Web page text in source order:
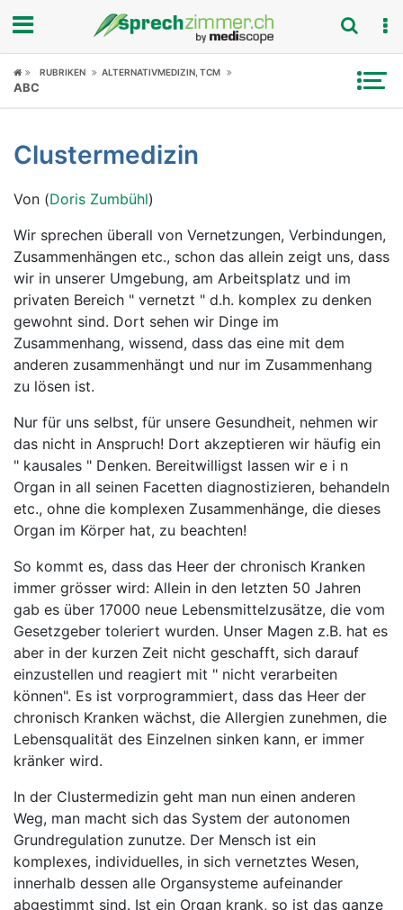
Fokus
Symptome
Untersuchungen
News
Ratgeber
Rubriken
RUBRIKEN ALTERNATIVMEDIZIN, TCM
ABC
Clustermedizin
Von (Doris Zumbühl)
Wir sprechen überall von Vernetzungen, Verbindungen,
Zusammenhängen etc., schon das allein zeigt uns, dass
wir in unserer Umgebung, am Arbeitsplatz und im
privaten Bereich " vernetzt " d.h. komplex zu denken
gewohnt sind. Dort sehen wir Dinge im
Zusammenhang, wissend, dass das eine mit dem
anderen zusammenhängt und nur im Zusammenhang
zu lösen ist.
Nur für uns selbst, für unsere Gesundheit, nehmen wir
das nicht in Anspruch! Dort akzeptieren wir häufig ein
" kausales " Denken. Bereitwilligst lassen wir e i n
Organ in all seinen Facetten diagnostizieren, behandeln
etc., ohne die komplexen Zusammenhänge, die dieses
Organ im Körper hat, zu beachten!
So kommt es, dass das Heer der chronisch Kranken
immer grösser wird: Allein in den letzten 50 Jahren
gab es über 17000 neue Lebensmittelzusätze, die vom
Gesetzgeber toleriert wurden. Unser Magen z.B. hat es
aber in der kurzen Zeit nicht geschafft, sich darauf
einzustellen und reagiert mit " nicht verarbeiten
können". Es ist vorprogrammiert, dass das Heer der
chronisch Kranken wächst, die Allergien zunehmen, die
Lebensqualität des Einzelnen sinken kann, er immer
kränker wird.
In der Clustermedizin geht man nun einen anderen
Weg, man macht sich das System der autonomen
Grundregulation zunutze. Der Mensch ist ein
komplexes, individuelles, in sich vernetztes Wesen,
innerhalb dessen alle Organsysteme aufeinander
abgestimmt sind. Ist ein Organ krank, so ist das ganze